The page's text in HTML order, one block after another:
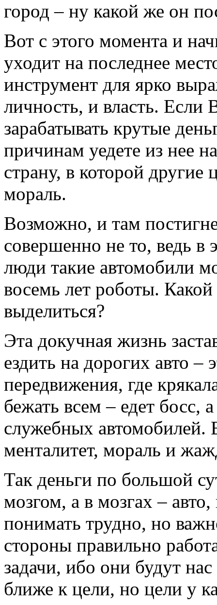
город – ну какой же он
Вот с этого момента и
уходит на последнее
инструмент для ярко
личность, и власть. Если
зарабатывать крутые
причинам уедете из нее
страну, в которой другие
мораль.
Возможно, и там
совершенно не то, ведь в
люди такие автомобили
восемь лет роботы.
выделиться?
Эта докучная жизнь
ездить на дорогих авто –
передвижения, где
бежать всем – едет босс,
служебных автомобилей.
менталитет, мораль и
Так деньги по большой
мозгом, а в мозгах –
понимать трудно, но
стороны правильно
задачи, ибо они будут
ближе к цели, но цели у